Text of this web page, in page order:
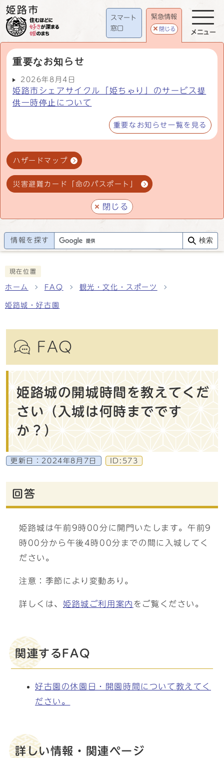
スマート
窓口
緊急情報
閉じる
重要なお知らせ
2026年8月4日
姫路市シェアサイクル「姫ちゃり」のサービス提
供一時停止について
重要なお知らせ一覧を見る
ハザードマップ
災害避難カード「命のパスポート」
閉じる
メニュー
情報を探す 検索
現在位置
ホーム FAQ 観光・文化・スポーツ
姫路城・好古園
FAQ
姫路城の開城時間を教えてくだ
さい（入城は何時までです
か？）
更新日： 2024年8月7日 ID:573
回答
姫路城は午前9時00分に開門いたします。午前9
時00分から午後4時00分までの間に入城してく
ださい。
注意：季節により変動あり。
詳しくは、 姫路城ご利用案内 をご覧ください。
関連するFAQ
好古園の休園日・開園時間について教えてく
ださい。
詳しい情報・関連ページ